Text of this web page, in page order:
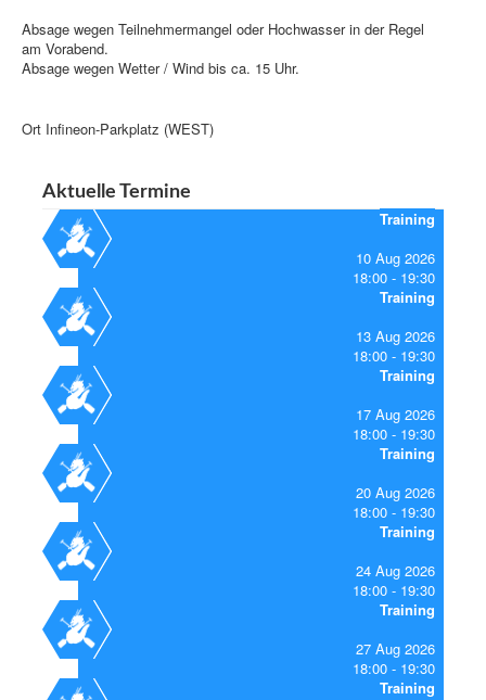
Absage wegen Teilnehmermangel oder Hochwasser in der Regel
am Vorabend.
Absage wegen Wetter / Wind bis ca. 15 Uhr.
Ort Infineon-Parkplatz (WEST)
Aktuelle Termine
Training
10 Aug 2026
18:00
19:30
Training
13 Aug 2026
18:00
19:30
Training
17 Aug 2026
18:00
19:30
Training
20 Aug 2026
18:00
19:30
Training
24 Aug 2026
18:00
19:30
Training
27 Aug 2026
18:00
19:30
Training